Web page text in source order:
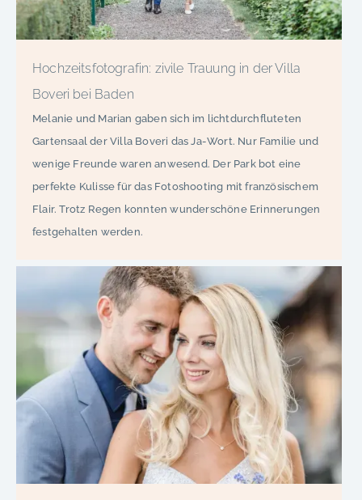
Hochzeitsfotografin: zivile Trauung in der Villa
Boveri bei Baden
Melanie und Marian gaben sich im lichtdurchfluteten
Gartensaal der Villa Boveri das Ja-Wort. Nur Familie und
wenige Freunde waren anwesend. Der Park bot eine
perfekte Kulisse für das Fotoshooting mit französischem
Flair. Trotz Regen konnten wunderschöne Erinnerungen
festgehalten werden.